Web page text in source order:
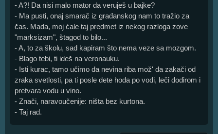
- A?! Da nisi malo mator da veruješ u bajke?
- Ma pusti, onaj smarač iz građanskog nam to tražio za
čas. Mada, moj ćale taj predmet iz nekog razloga zove
"marksizam", štagod to bilo...
- A, to za školu, sad kapiram što nema veze sa mozgom.
- Blago tebi, ti ideš na veronauku.
- Isti kurac, tamo učimo da nevina riba mož' da zakači od
zraka svetlosti, pa ti posle dete hoda po vodi, leči dodirom i
pretvara vodu u vino.
- Znači, naravoučenije: ništa bez kurtona.
- Taj rad.